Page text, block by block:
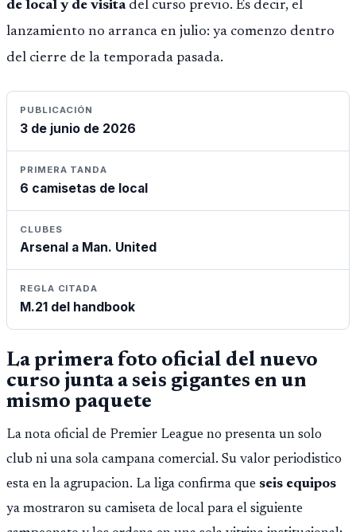
de local y de visitadel curso previo. Es decir, el
lanzamiento no arranca en julio: ya comenzo dentro
del cierre de la temporada pasada.
PUBLICACIÓN
3 de junio de 2026
PRIMERA TANDA
6 camisetas de local
CLUBES
Arsenal a Man. United
REGLA CITADA
M.21 del handbook
La primera foto oficial del nuevo
curso junta a seis gigantes en un
mismo paquete
La nota oficial de Premier League no presenta un solo
club ni una sola campana comercial. Su valor periodistico
esta en la agrupacion. La liga confirma que seis equipos
ya mostraron su camiseta de local para el siguiente